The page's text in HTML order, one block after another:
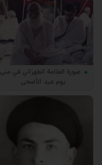
صورة العلامة الطهراني في منى
يوم عيد الأضحى